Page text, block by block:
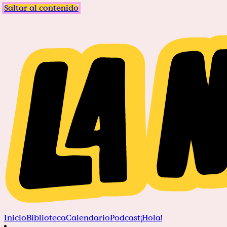
Saltar al contenido
InicioBibliotecaCalendarioPodcast¡Hola!